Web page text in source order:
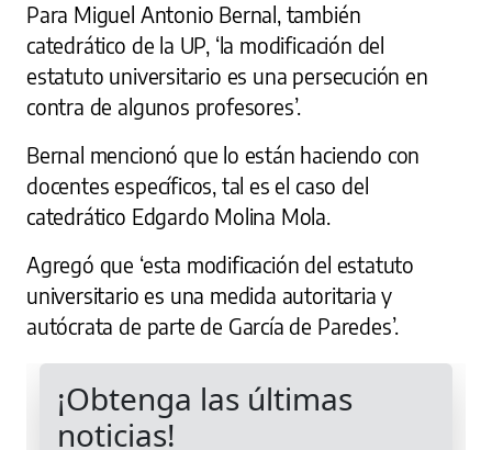
Para Miguel Antonio Bernal, también
catedrático de la UP, ‘la modificación del
estatuto universitario es una persecución en
contra de algunos profesores’.
Bernal mencionó que lo están haciendo con
docentes específicos, tal es el caso del
catedrático Edgardo Molina Mola.
Agregó que ‘esta modificación del estatuto
universitario es una medida autoritaria y
autócrata de parte de García de Paredes’.